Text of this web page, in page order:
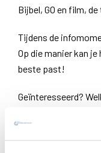
Bijbel, GO en film,
Tijdens de
Op die manier kan
beste past!
Geïnteresseerd?
komen of om